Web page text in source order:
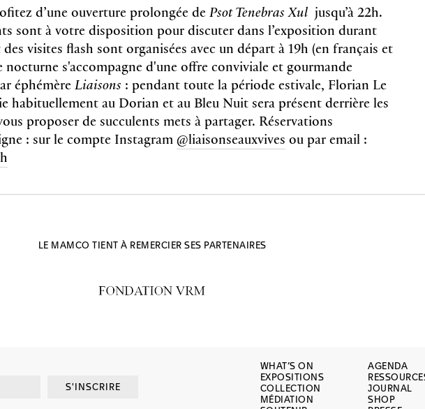
d’une ouverture prolongée dePsot Tenebras Xul jusqu’à 22h.
sont à votre disposition pour discuter dans l’exposition durant
visites flash sont organisées avec un départ à 19h (en français et
nocturne s'accompagne d'une offre conviviale et gourmande
éphémèreLiaisons : pendant toute la période estivale, Florian Le
habituellement au Dorian et au Bleu Nuit sera présent derrière les
proposer de succulents mets à partager. Réservations
: sur le compte Instagram @liaisonseauxvives ou par email :
LE MAMCO TIENT À REMERCIER SES PARTENAIRES
S'INSCRIRE
WHAT’S ON
EXPOSITIONS
COLLECTION
MÉDIATION
AGENDA
JOURNAL
SHOP